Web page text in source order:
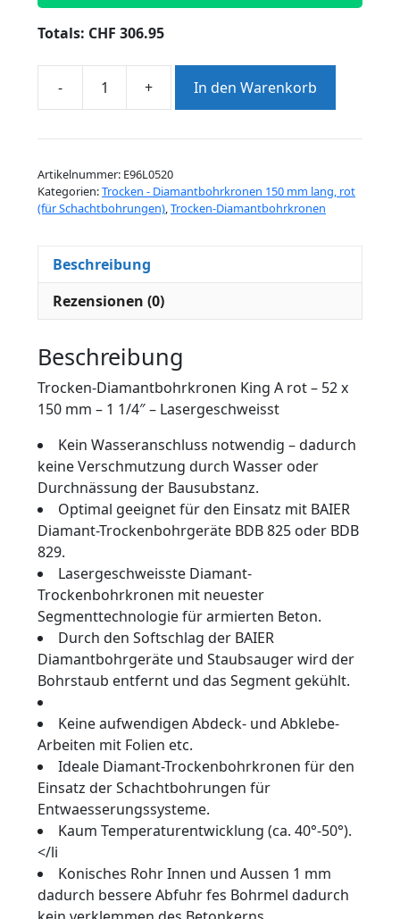
Totals: CHF 306.95
-
Trocken-
King
rot
-
1/4"
-
Lasergeschweisst
Menge
+ In den Warenkorb
Artikelnummer: E96L0520
Kategorien:Trocken - Diamantbohrkronen 150 mm lang, rot
(für Schachtbohrungen),Trocken-Diamantbohrkronen
Beschreibung
Rezensionen (0)
Beschreibung
Trocken-Diamantbohrkronen King A rot – 52 x
150 mm – 1 1/4″ – Lasergeschweisst
Kein Wasseranschluss notwendig – dadurch
keine Verschmutzung durch Wasser oder
Durchnässung der Bausubstanz.
Optimal geeignet für den Einsatz mit BAIER
Diamant-Trockenbohrgeräte BDB 825 oder BDB
829.
Lasergeschweisste Diamant-
Trockenbohrkronen mit neuester
Segmenttechnologie für armierten Beton.
Durch den Softschlag der BAIER
Diamantbohrgeräte und Staubsauger wird der
Bohrstaub entfernt und das Segment gekühlt.
Keine aufwendigen Abdeck- und Abklebe-
Arbeiten mit Folien etc.
Ideale Diamant-Trockenbohrkronen für den
Einsatz der Schachtbohrungen für
Entwaesserungssysteme.
Kaum Temperaturentwicklung (ca. 40°-50°).
</li
Konisches Rohr Innen und Aussen 1 mm
dadurch bessere Abfuhr fes Bohrmel dadurch